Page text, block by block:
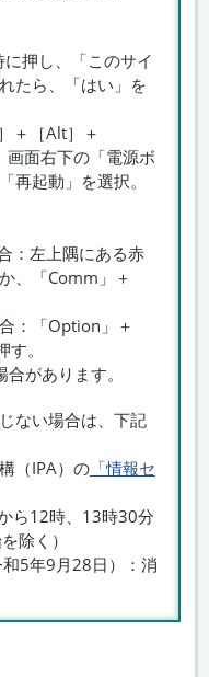
押し、「このサイ
たら、「はい」を
＋［Alt］＋
画面右下の「電源ボ
再起動」を選択。
：左上隅にある赤
、「Comm」＋
：「Option」＋
。
があります。
ない場合は、下記
（IPA）の「情報セ
12時、13時30分
除く）
和5年9月28日）：消